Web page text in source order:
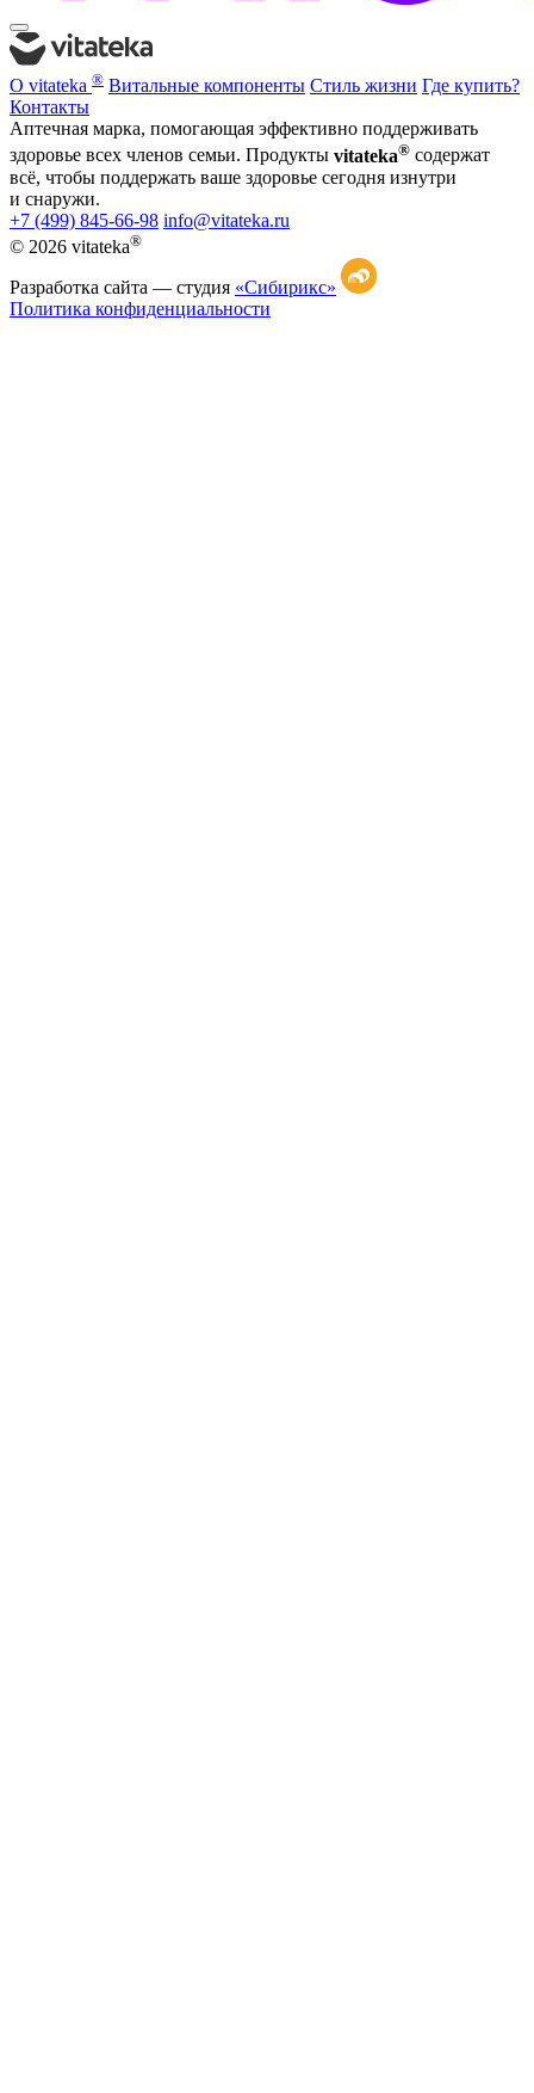
О vitateka ® Витальные компоненты Стиль жизни Где купить?
Контакты
Аптечная марка, помогающая эффективно поддерживать
здоровье всех членов семьи. Продукты vitateka® содержат
всё, чтобы поддержать ваше здоровье сегодня изнутри
и снаружи.
+7 (499) 845-66-98 info@vitateka.ru
© 2026 vitateka®
Разработка сайта — студия «Сибирикс»
Политика конфиденциальности